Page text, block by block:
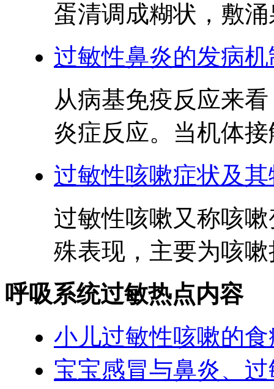
蛋清调成糊状，敷
过敏性鼻炎的发病
从病基免疫反应来
炎症反应。当机体
过敏性咳嗽症状及
过敏性咳嗽又称咳
殊表现，主要为咳
呼吸系统过敏热点内容
小儿过敏性咳嗽的
宝宝感冒与鼻炎、